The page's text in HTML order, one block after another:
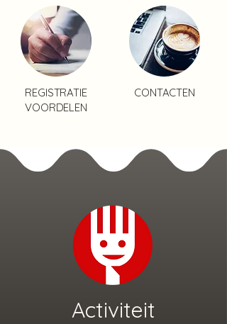
REGISTRATIE
VOORDELEN
CONTACTEN
Activiteit